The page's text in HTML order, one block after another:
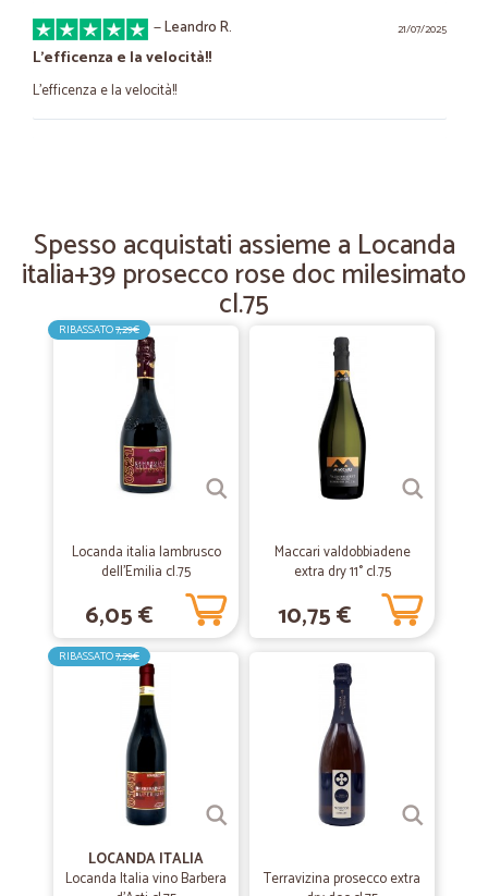
21/07/2025
—Leandro R.
L’efficenza e la velocità!!
L’efficenza e la velocità!!
portineria! Avevo chiesto la consegna fra le 13 e le 15.30 e non alle
10,00! Per cui tutto bene tranne la consegna
—
Prima esperienza con Cicalia
Prima esperienza con Cicalia: sono veramente soddisfatto. Ottimo
imballo e puntualità nella consegna. Lo consiglio.
12/07/2020
—G.marco B.
Prodotti molto buoni con spedizione in tempi brevi e con mezzo
Servizio utile, essenziale in questo periodo. Con due bambini piccoli
sempre al seguito mi è impossibile entrare e uscire dai negozi e fare
la spesa: Cicalia è un'ottima soluzione al problema. Prezzi in linea con
la media (ovviamente, scegliendo e cercando, come in ogni
supermercato). Rapidità nella consegna e anche estrema puntualità
(la consegna avviene nella fascia oraria che viene indicata al
momento del pagamento della spesa).
Spesso acquistati assieme a Locanda
italia+39 prosecco rose doc milesimato
cl.75
RIBASSATO7,29€
Locanda italia lambrusco
dell'Emilia cl.75
6,05 €
Maccari valdobbiadene
extra dry 11° cl.75
10,75 €
RIBASSATO7,29€
LOCANDA ITALIA
Locanda Italia vino Barbera
Terravizina prosecco extra